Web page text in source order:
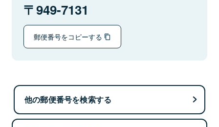
949-7131
郵便番号をコピーする
他の郵便番号を検索する